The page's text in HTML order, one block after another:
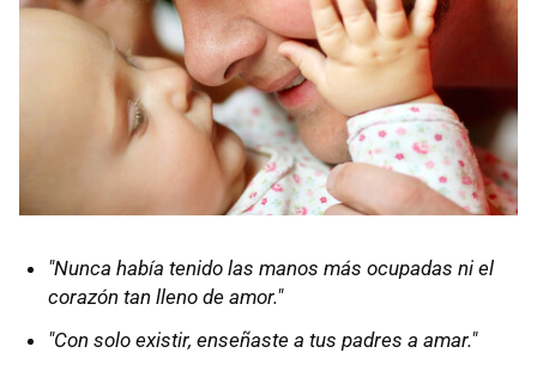
"Nunca había tenido las manos más ocupadas ni el
corazón tan lleno de amor."
"Con solo existir, enseñaste a tus padres a amar."